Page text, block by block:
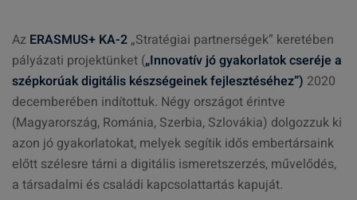
Az ERASMUS+ KA-2„Stratégiai partnerségek” keretében
pályázati projektünket („Innovatív jó gyakorlatok cseréje a
szépkorúak digitális készségeinek fejlesztéséhez”) 2020
decemberében indítottuk. Négy országot érintve
(Magyarország, Románia, Szerbia, Szlovákia) dolgozzuk ki
azon jó gyakorlatokat, melyek segítik idős embertársaink
előtt szélesre tárni a digitális ismeretszerzés, művelődés,
a társadalmi és családi kapcsolattartás kapuját.